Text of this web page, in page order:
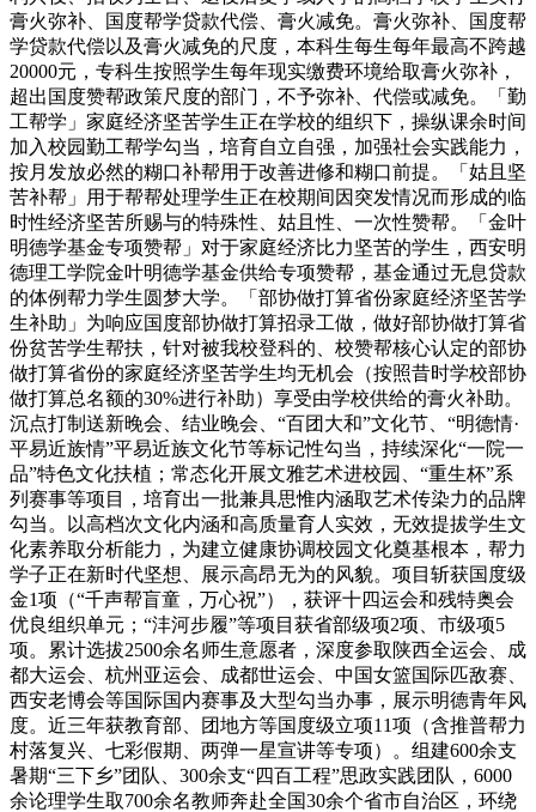
膏火弥补、国度帮学贷款代偿、膏火减免。膏火弥补、国度帮
学贷款代偿以及膏火减免的尺度，本科生每生每年最高不跨越
20000元，专科生按照学生每年现实缴费环境给取膏火弥补，
超出国度赞帮政策尺度的部门，不予弥补、代偿或减免。「勤
工帮学」家庭经济坚苦学生正在学校的组织下，操纵课余时间
加入校园勤工帮学勾当，培育自立自强，加强社会实践能力，
按月发放必然的糊口补帮用于改善进修和糊口前提。「姑且坚
苦补帮」用于帮帮处理学生正在校期间因突发情况而形成的临
时性经济坚苦所赐与的特殊性、姑且性、一次性赞帮。「金叶
明德学基金专项赞帮」对于家庭经济比力坚苦的学生，西安明
德理工学院金叶明德学基金供给专项赞帮，基金通过无息贷款
的体例帮力学生圆梦大学。「部协做打算省份家庭经济坚苦学
生补助」为响应国度部协做打算招录工做，做好部协做打算省
份贫苦学生帮扶，针对被我校登科的、校赞帮核心认定的部协
做打算省份的家庭经济坚苦学生均无机会（按照昔时学校部协
做打算总名额的30%进行补助）享受由学校供给的膏火补助。
沉点打制送新晚会、结业晚会、“百团大和”文化节、“明德情·
平易近族情”平易近族文化节等标记性勾当，持续深化“一院一
品”特色文化扶植；常态化开展文雅艺术进校园、“重生杯”系
列赛事等项目，培育出一批兼具思惟内涵取艺术传染力的品牌
勾当。以高档次文化内涵和高质量育人实效，无效提拔学生文
化素养取分析能力，为建立健康协调校园文化奠基根本，帮力
学子正在新时代坚想、展示高昂无为的风貌。项目斩获国度级
金1项（“千声帮盲童，万心祝”），获评十四运会和残特奥会
优良组织单元；“沣河步履”等项目获省部级项2项、市级项5
项。累计选拔2500余名师生意愿者，深度参取陕西全运会、成
都大运会、杭州亚运会、成都世运会、中国女篮国际匹敌赛、
西安老博会等国际国内赛事及大型勾当办事，展示明德青年风
度。近三年获教育部、团地方等国度级立项11项（含推普帮力
村落复兴、七彩假期、两弹一星宣讲等专项）。组建600余支
暑期“三下乡”团队、300余支“四百工程”思政实践团队，6000
余论理学生取700余名教师奔赴全国30余个省市自治区，环绕